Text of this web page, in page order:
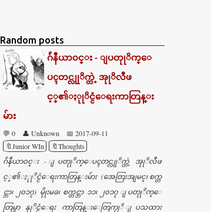
Random posts
ဂ်ဴနီယာ၀င္း - ျပတုုိက္ေ
ပၚတင္လုုိက္တဲ့ အုုိလီဖ
င့္၏ႏုုိင္ငံေရးကာတြန္း
မ်ား
💬 0 👤 Unknown
📅 2017-09-11
🔖Junior WIn
🔖Thoughts
ဂ်ဴနီယာ၀င္း - ျပတုုိက္ေပၚတင္လုုိက္တဲ့ အုုိလီဖ
င့္၏ႏုုိင္ငံေရးကာတြန္းမ်ား (အေတြးအျမင္၊ စက္တ
င္ဘာ၊ ၂၀၁၇) မိုုးမခ၊ စက္တင္ဘာ ၁၁၊ ၂၀၁၇ ျပတုုိက္ေ
တြမွာ နုုိင္ငံေရး ကာတြန္းေတြကုုိ ျပသထား